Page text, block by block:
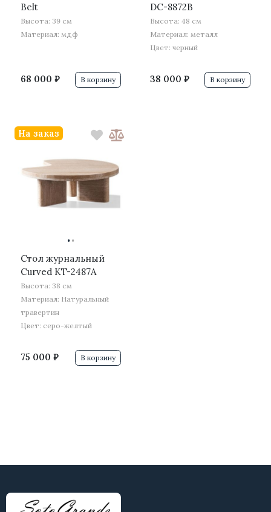
Belt
Высота: 39 см
Материал: мдф
68 000 ₽ В корзину
DC-8872B
Высота: 48 см
Материал: металл
Цвет: черный
38 000 ₽ В корзину
··
Стол журнальный
Curved KT-2487A
Высота: 38 см
Материал: Натуральный
травертин
Цвет: серо-желтый
75 000 ₽
На заказ
В корзину